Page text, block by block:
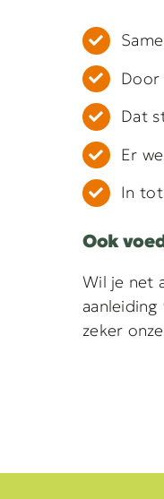
Door
Dat
Er
In
Ook
Wil je net
zeker